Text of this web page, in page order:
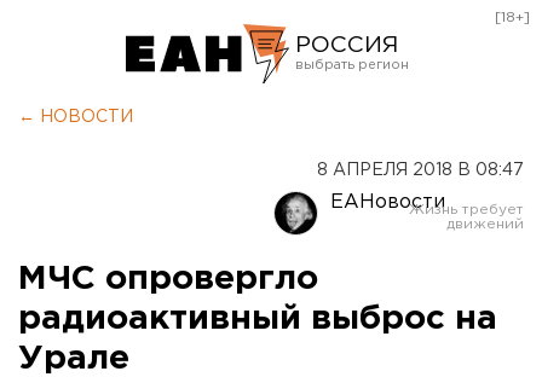
РОССИЯ
Оренбург
[18+]
← НОВОСТИ
8 АПРЕЛЯ 2018 В 08:47
ЕАНовости
МЧС опровергло
радиоактивный выброс на
Урале